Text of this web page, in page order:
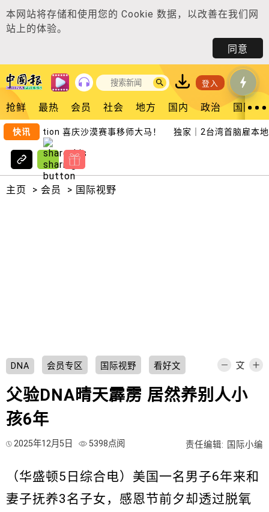
本网站将存储和使用您的 Cookie 数据，以改善在我们网
站上的体验。
同意
登入
抢鲜 最热 会员 社会 地方 国内 政治 国际
快讯
Edition 喜庆沙漠赛事移师大马！ 独家｜2台湾首脑雇本地
主页 > 会员 > 国际视野
DNA 会员专区 国际视野 看好文
父验DNA晴天霹雳 居然养别人小
孩6年
2025年12月5日 5398点阅 责任编辑: 国际小编
（华盛顿5日综合电）美国一名男子6年来和
妻子抚养3名子女，感恩节前夕却透过脱氧